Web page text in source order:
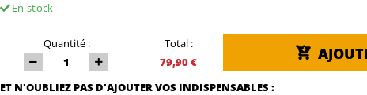
En stock
Quantité :
Total :
79,90 €
ET N'OUBLIEZ PAS D'AJOUTER VOS INDISPENSABLES :